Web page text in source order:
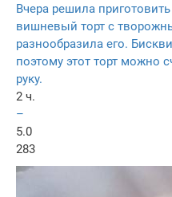
Вчера решила
вишневый торт с
разнообразила его.
поэтому этот торт можно
руку.
2 ч.
–
5.0
283